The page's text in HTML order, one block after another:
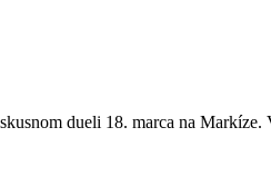
dueli 18. marca na Markíze.